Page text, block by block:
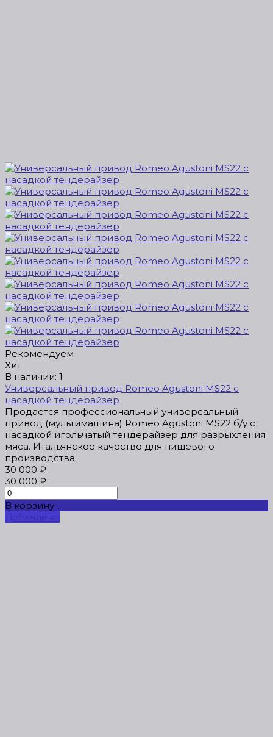
Рекомендуем
Хит
В наличии: 1
Универсальный привод Romeo Agustoni MS22 с
насадкой тендерайзер
Продается профессиональный универсальный
привод (мультимашина) Romeo Agustoni MS22 б/у c
насадкой игольчатый тендерайзер для разрыхления
мяса. Итальянское качество для пищевого
производства.
30 000 ₽
30 000 ₽
В корзину
Добавлено